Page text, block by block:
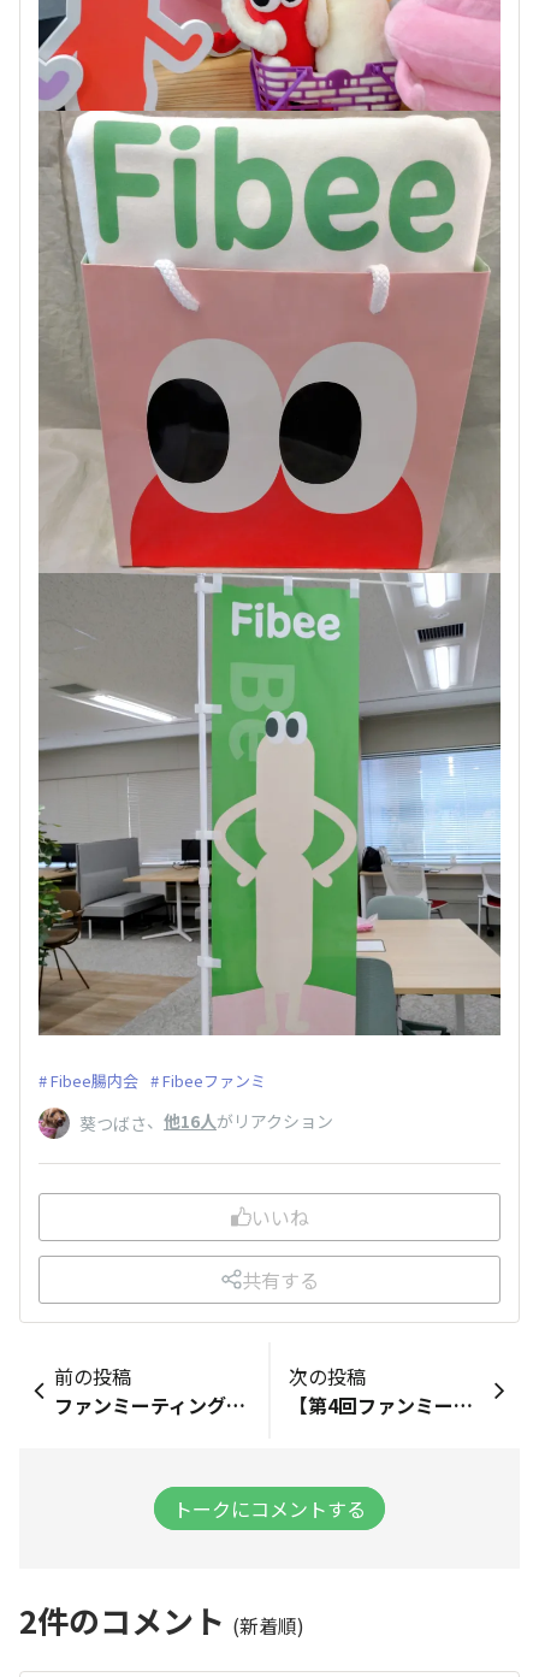
Fibee腸内会 Fibeeファンミ
葵つばさ、 他16人がリアクション
いいね
共有する
前の投稿
ファンミーティングありがとうございました♪ 初参加だったので不安でしたが、アットホームな雰囲気で腸内会の皆さんと交流でき充実した時間を過ごすことができました。 好きなものを語れるって素敵だなあと改めて感じました！ とっても楽しかったです。 本当にありがとうございました。Fibee大好き！！
次の投稿
【第4回ファンミーティング】 妹と一緒に初参加させていただきありがとうございました！ とても楽しくてあっという間でした🫢 ご一緒させていただいた皆さま、初めての私にも優しく話しかけてくださってとても嬉しかったです✨ 企画・準備・運営してくださった社員の皆さま、お忙しい中にも関わらず、素敵な時間をありがとうございました🤝 お土産のTシャツ、まさかいただけるなんて思っていなくて帰り道も嬉しい気持ちでした🌸 微力ながらもFibee腸内会を盛り上げていけるようにがんばります😆 これからもどうぞよろしくお願いします！
トークにコメントする
2件のコメント (新着順)